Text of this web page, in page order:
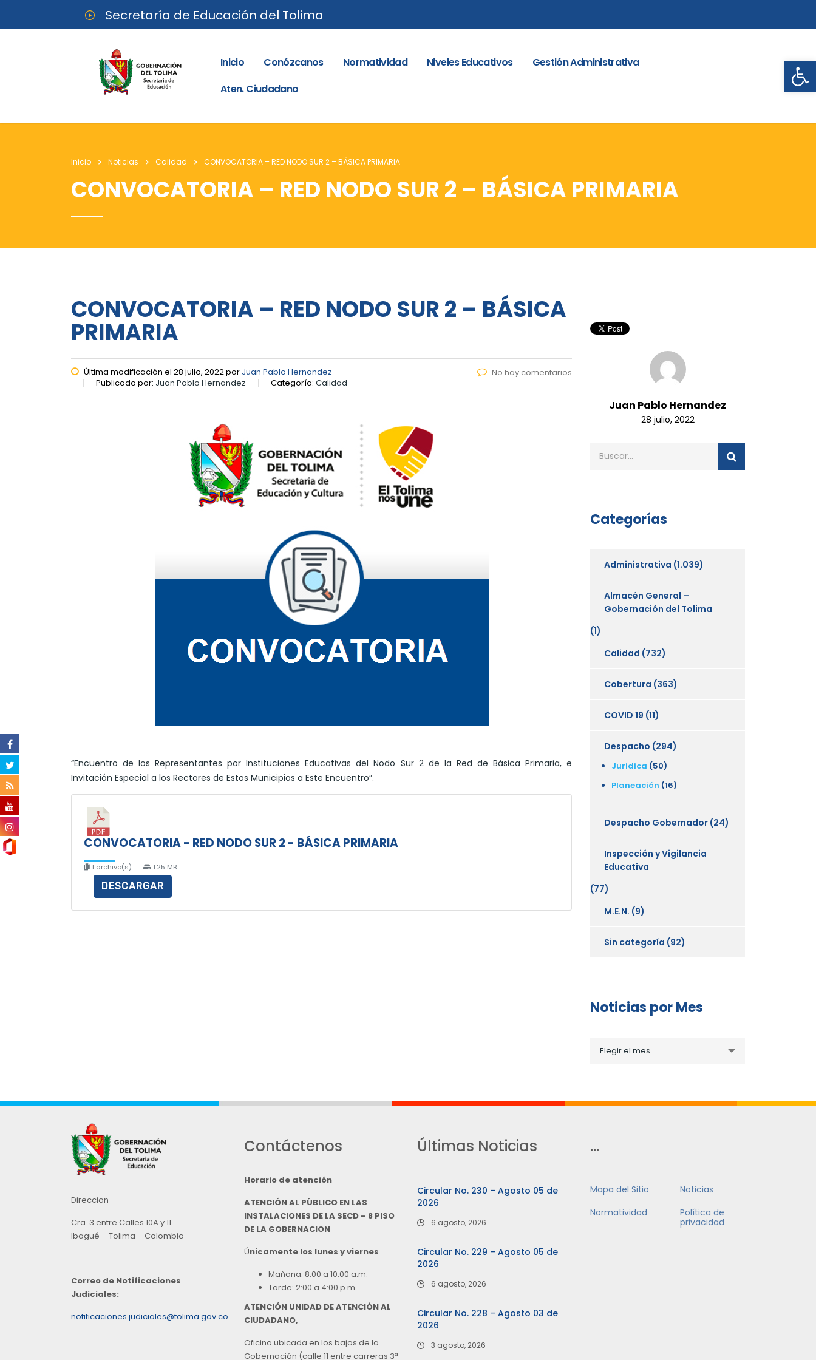
Secretaría de Educación del Tolima
Inicio Conózcanos Normatividad Niveles Educativos
Gestión Administrativa
Aten. Ciudadano
Inicio Noticias Calidad CONVOCATORIA – RED NODO SUR 2 – BÁSICA PRIMARIA
CONVOCATORIA – RED NODO SUR 2 – BÁSICA PRIMARIA
CONVOCATORIA – RED NODO SUR 2 – BÁSICA
PRIMARIA
Última modificación el 28 julio, 2022 por Juan Pablo Hernandez
Publicado por: Juan Pablo Hernandez Categoría: Calidad
No hay comentarios
“Encuentro de los Representantes por Instituciones Educativas del Nodo Sur 2 de la Red de Básica Primaria, e
Invitación Especial a los Rectores de Estos Municipios a Este Encuentro”.
CONVOCATORIA - RED NODO SUR 2 - BÁSICA PRIMARIA
1 archivo(s) 1.25 MB
DESCARGAR
Juan Pablo Hernandez
28 julio, 2022
Categorías
Administrativa (1.039)
Almacén General –
Gobernación del Tolima
(1)
Calidad (732)
Cobertura (363)
COVID 19 (11)
Despacho (294)
Juridica (50)
Planeación (16)
Despacho Gobernador (24)
Inspección y Vigilancia
Educativa
(77)
M.E.N. (9)
Sin categoría (92)
Noticias por Mes
porElegir el mes
Direccion
Cra. 3 entre Calles 10A y 11
Ibagué – Tolima – Colombia
Correo de Notificaciones
Judiciales:
notificaciones.judiciales@tolima.gov.co
Contáctenos
Horario de atención
ATENCIÓN AL PÚBLICO EN LAS
INSTALACIONES DE LA SECD – 8 PISO
DE LA GOBERNACION
Únicamente los lunes y viernes
Mañana: 8:00 a 10:00 a.m.
Tarde: 2:00 a 4:00 p.m
ATENCIÓN UNIDAD DE ATENCIÓN AL
CIUDADANO,
Oficina ubicada en los bajos de la
Gobernación (calle 11 entre carreras 3ª
Últimas Noticias
Circular No. 230 – Agosto 05 de
2026
6 agosto, 2026
Circular No. 229 – Agosto 05 de
2026
6 agosto, 2026
Circular No. 228 – Agosto 03 de
2026
3 agosto, 2026
…
Mapa del Sitio
Noticias
Normatividad
Política de
privacidad